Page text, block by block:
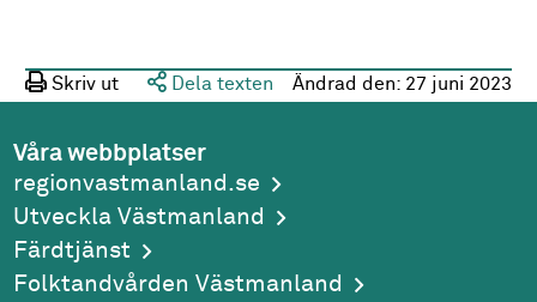
Skriv ut Dela texten Ändrad den: 27 juni 2023
Våra webbplatser
regionvastmanland.se
Utveckla Västmanland
Färdtjänst
Folktandvården Västmanland